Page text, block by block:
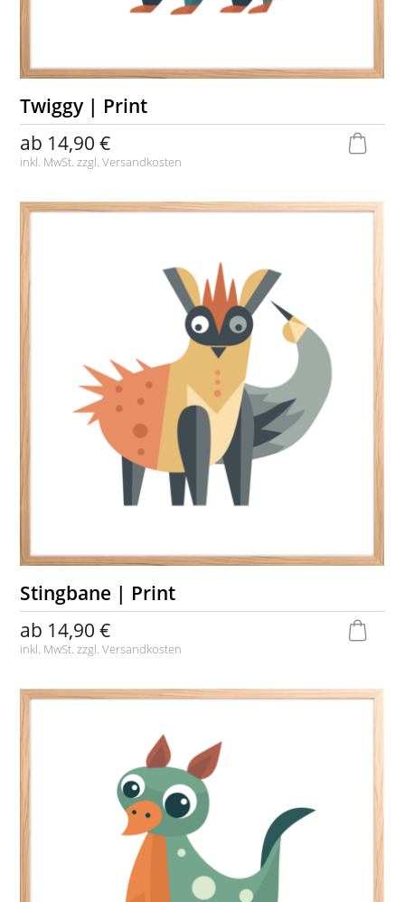
Twiggy | Print
ab 14,90 €
inkl. MwSt. zzgl.Versandkosten
Stingbane | Print
ab 14,90 €
inkl. MwSt. zzgl.Versandkosten